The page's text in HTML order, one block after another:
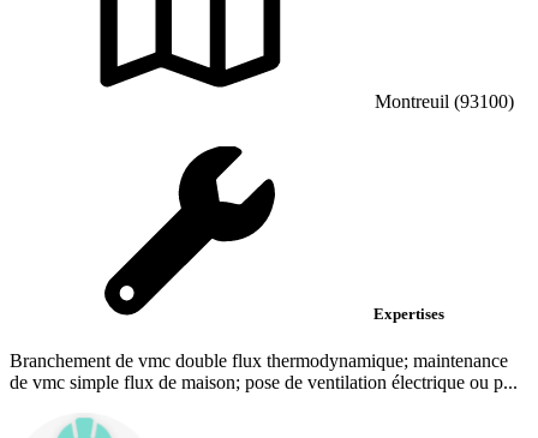
Montreuil (93100)
Expertises
Branchement de vmc double flux thermodynamique; maintenance
de vmc simple flux de maison; pose de ventilation électrique ou p...